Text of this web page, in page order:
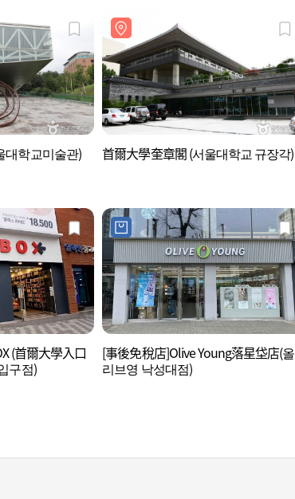
대학교미술관) 首爾大學奎章閣 (서울대학교 규장각)
(首爾大學入口
구점)
[事後免稅店]Olive Young落星垈店(올
리브영 낙성대점)